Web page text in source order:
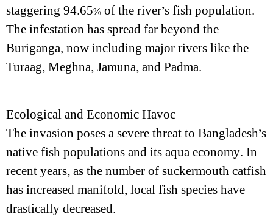
staggering 94.65% of the river’s fish population.
The infestation has spread far beyond the
Buriganga, now including major rivers like the
Turaag, Meghna, Jamuna, and Padma.
Ecological and Economic Havoc
The invasion poses a severe threat to Bangladesh’s
native fish populations and its aqua economy. In
recent years, as the number of suckermouth catfish
has increased manifold, local fish species have
drastically decreased.